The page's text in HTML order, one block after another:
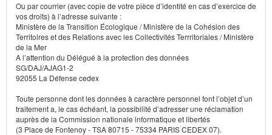
Ou par courrier (avec copie de votre pièce d’identité en cas d’exercice de
vos droits) à l’adresse suivante :
Ministère de la Transition Écologique / Ministère de la Cohésion des
Territoires et des Relations avec les Collectivités Terrritoriales / Ministère
de la Mer
A l’attention du Délégué à la protection des données
SG/DAJ/AJAG1-2
92055 La Défense cedex
Toute personne dont les données à caractère personnel font l’objet d’un
traitement a, le cas échéant, la possibilité d’adresser une réclamation
auprès de la Commission nationale informatique et libertés
(3 Place de Fontenoy - TSA 80715 - 75334 PARIS CEDEX 07).